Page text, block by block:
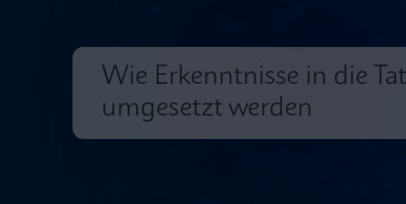
Wie Erkenntnisse in die Tat
umgesetzt werden